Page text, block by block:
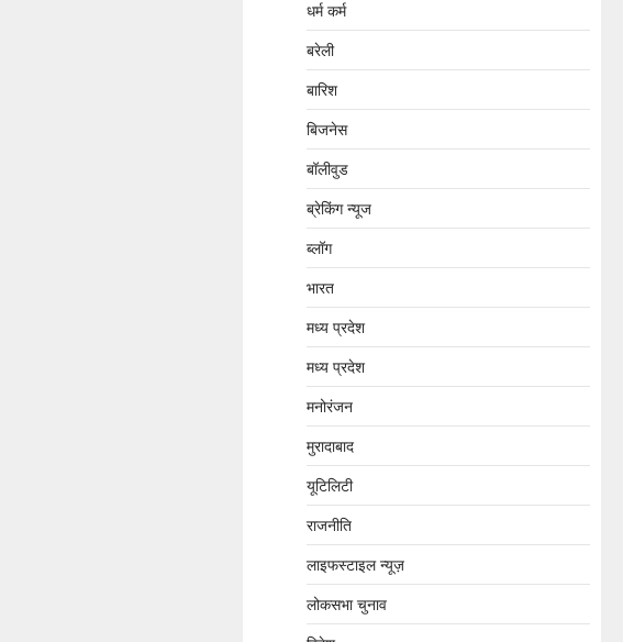
धर्म कर्म
बरेली
बारिश
बिजनेस
बॉलीवुड
ब्रेकिंग न्यूज
ब्लॉग
भारत
मध्य प्रदेश
मध्य प्रदेश
मनोरंजन
मुरादाबाद
यूटिलिटी
राजनीति
लाइफस्टाइल न्यूज़
लोकसभा चुनाव